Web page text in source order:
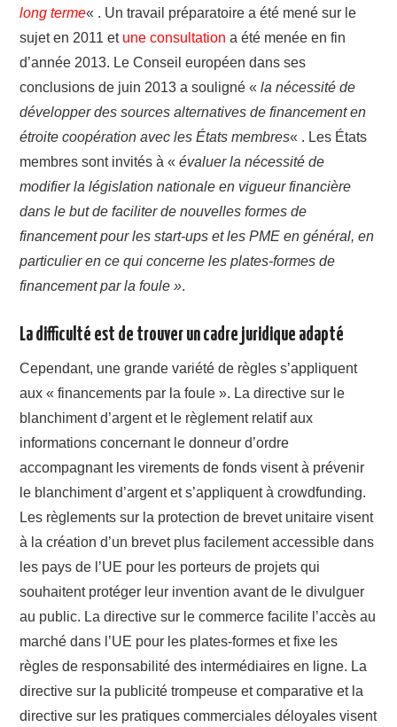
long terme« . Un travail préparatoire a été mené sur le
sujet en 2011 et une consultation a été menée en fin
d’année 2013. Le Conseil européen dans ses
conclusions de juin 2013 a souligné «la nécessité de
développer des sources alternatives de financement en
étroite coopération avec les États membres« . Les États
membres sont invités à «évaluer la nécessité de
modifier la législation nationale en vigueur financière
dans le but de faciliter de nouvelles formes de
financement pour les start-ups et les PME en général, en
particulier en ce qui concerne les plates-formes de
financement par la foule ».
La difficulté est de trouver un cadre juridique adapté
Cependant, une grande variété de règles s’appliquent
aux « financements par la foule ». La directive sur le
blanchiment d’argent et le règlement relatif aux
informations concernant le donneur d’ordre
accompagnant les virements de fonds visent à prévenir
le blanchiment d’argent et s’appliquent à crowdfunding.
Les règlements sur la protection de brevet unitaire visent
à la création d’un brevet plus facilement accessible dans
les pays de l’UE pour les porteurs de projets qui
souhaitent protéger leur invention avant de le divulguer
au public. La directive sur le commerce facilite l’accès au
marché dans l’UE pour les plates-formes et fixe les
règles de responsabilité des intermédiaires en ligne. La
directive sur la publicité trompeuse et comparative et la
directive sur les pratiques commerciales déloyales visent